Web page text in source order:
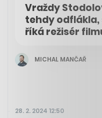
Vraždy
tehdy odflákla,
říká režisér
MICHAL MANČAŘ
28. 2. 2024 12:50